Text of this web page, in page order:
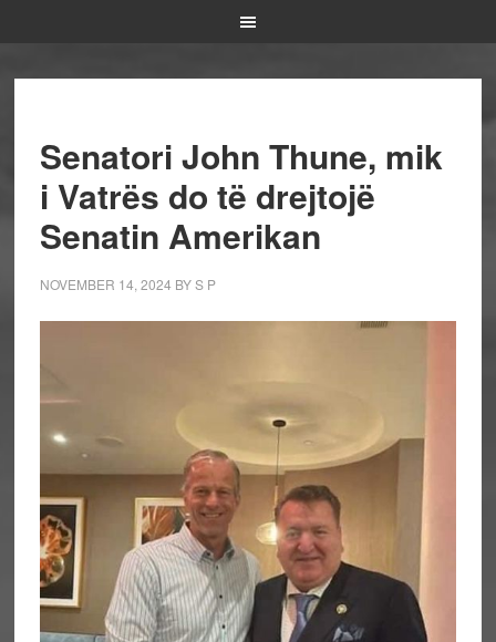
Senatori John Thune, mik
i Vatrës do të drejtojë
Senatin Amerikan
NOVEMBER 14, 2024 BYS P